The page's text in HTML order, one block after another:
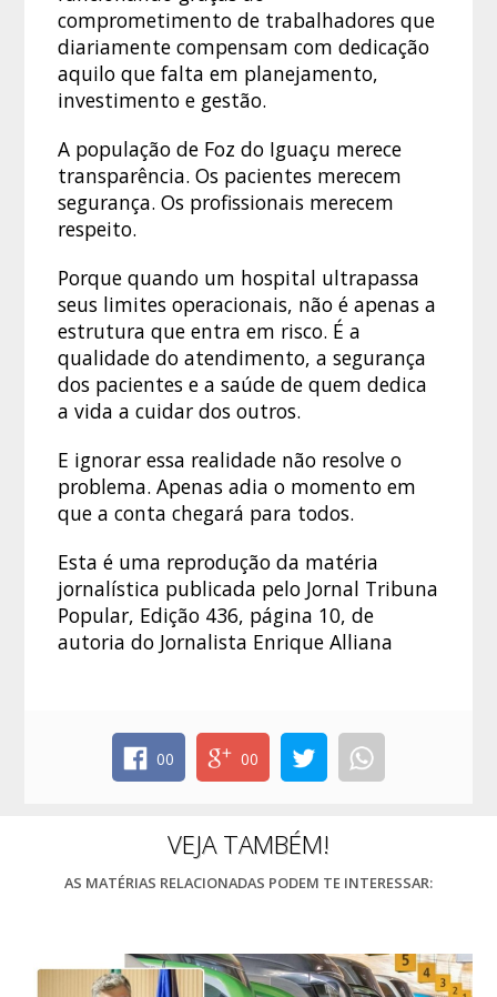
comprometimento de trabalhadores que
diariamente compensam com dedicação
aquilo que falta em planejamento,
investimento e gestão.
A população de Foz do Iguaçu merece
transparência. Os pacientes merecem
segurança. Os profissionais merecem
respeito.
Porque quando um hospital ultrapassa
seus limites operacionais, não é apenas a
estrutura que entra em risco. É a
qualidade do atendimento, a segurança
dos pacientes e a saúde de quem dedica
a vida a cuidar dos outros.
E ignorar essa realidade não resolve o
problema. Apenas adia o momento em
que a conta chegará para todos.
Esta é uma reprodução da matéria
jornalística publicada pelo Jornal Tribuna
Popular, Edição 436, página 10, de
autoria do Jornalista Enrique Alliana
00 00
VEJA TAMBÉM!
AS MATÉRIAS RELACIONADAS PODEM TE INTERESSAR: